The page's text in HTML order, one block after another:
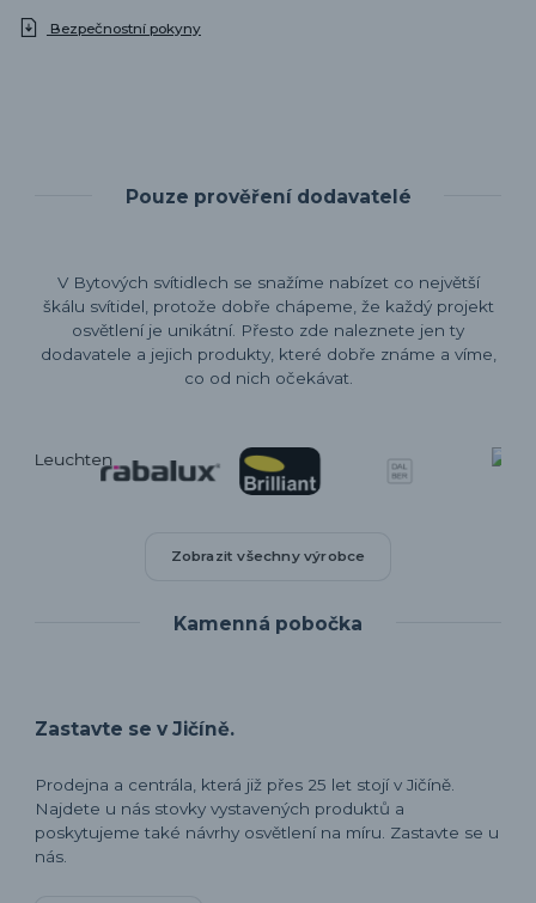
Bezpečnostní pokyny
Pouze prověření dodavatelé
V Bytových svítidlech se snažíme nabízet co největší
škálu svítidel, protože dobře chápeme, že každý projekt
osvětlení je unikátní. Přesto zde naleznete jen ty
dodavatele a jejich produkty, které dobře známe a víme,
co od nich očekávat.
Zobrazit všechny výrobce
Kamenná pobočka
Zastavte se v Jičíně.
Prodejna a centrála, která již přes 25 let stojí v Jičíně.
Najdete u nás stovky vystavených produktů a
poskytujeme také návrhy osvětlení na míru. Zastavte se u
nás.